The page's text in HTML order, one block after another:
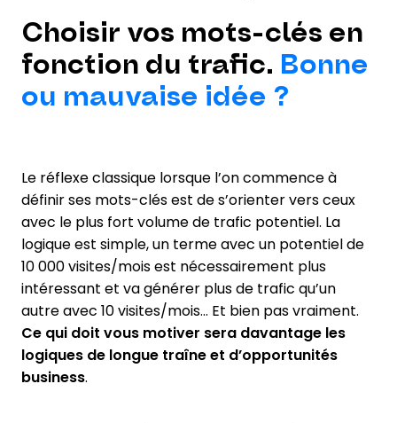
Choisir vos mots-clés en
fonction du trafic. Bonne
ou mauvaise idée ?
Le réflexe classique lorsque l’on commence à
définir ses mots-clés est de s’orienter vers ceux
avec le plus fort volume de trafic potentiel. La
logique est simple, un terme avec un potentiel de
10 000 visites/mois est nécessairement plus
intéressant et va générer plus de trafic qu’un
autre avec 10 visites/mois… Et bien pas vraiment.
Ce qui doit vous motiver sera davantage les
logiques de longue traîne et d’opportunités
business.